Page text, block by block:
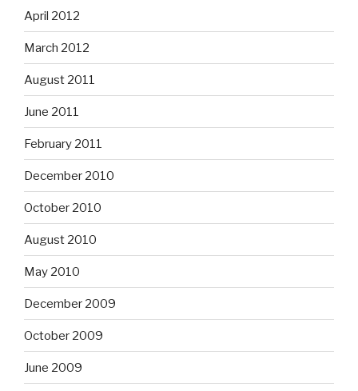
April 2012
March 2012
August 2011
June 2011
February 2011
December 2010
October 2010
August 2010
May 2010
December 2009
October 2009
June 2009